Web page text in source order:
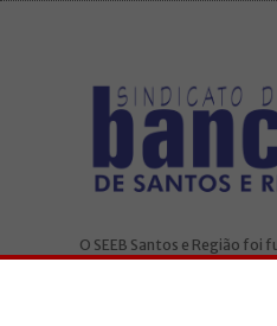
O SEEB Santos e Região foi
São Vicente, Santos,